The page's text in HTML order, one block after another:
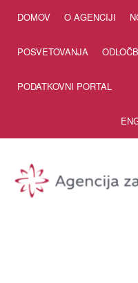
DOMOV O AGENCIJI
POSVETOVANJA
PODATKOVNI PORTAL